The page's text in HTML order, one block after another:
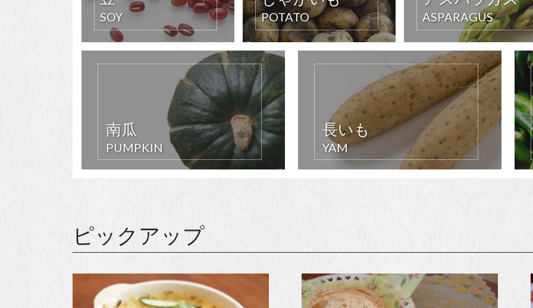
SOY POTATO ASPARAGUS
南瓜
PUMPKIN
長いも
YAM
ピックアップ